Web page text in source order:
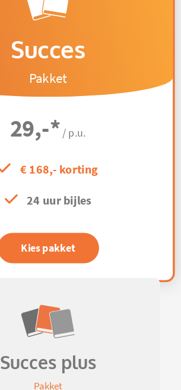
Succes
Pakket
29,-* / p.u.
€ 168,- korting
24 uur bijles
Kies pakket
Succes plus
Pakket